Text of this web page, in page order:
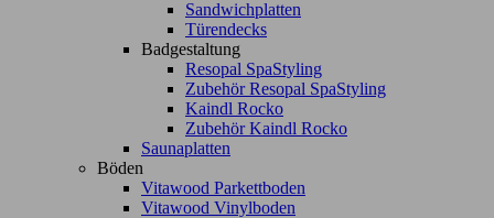
Sandwichplatten
Türendecks
Badgestaltung
Resopal SpaStyling
Zubehör Resopal SpaStyling
Kaindl Rocko
Zubehör Kaindl Rocko
Saunaplatten
Böden
Vitawood Parkettboden
Vitawood Vinylboden